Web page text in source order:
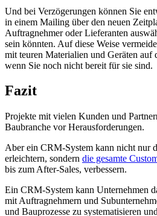
Und bei Verzögerungen können Sie
in einem Mailing über den neuen
Auftragnehmer oder Lieferanten
sein könnten. Auf diese Weise
mit teuren Materialien und Geräten auf
wenn Sie noch nicht bereit für sie sind.
Fazit
Projekte mit vielen Kunden und
Baubranche vor Herausforderungen.
Aber ein CRM-System kann nicht nur
erleichtern, sondern die gesamte
bis zum After-Sales, verbessern.
Ein CRM-System kann Unternehmen
mit Auftragnehmern und
und Bauprozesse zu systematisieren